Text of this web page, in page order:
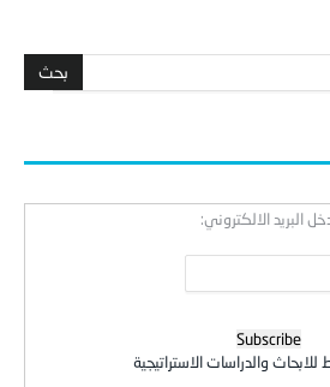
البريد الالكتروني:
للابحاث والدراسات الاستراتيجية